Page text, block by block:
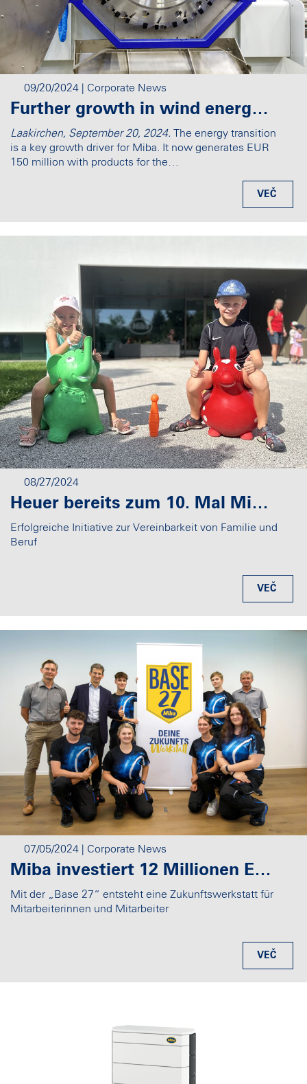
09/20/2024 | Corporate News
Further growth in wind energy: Miba delivers machines for the construction of giant wind towers in the oceans
Laakirchen, September 20, 2024. The energy transition
is a key growth driver for Miba. It now generates EUR
150 million with products for the…
VEČ
08/27/2024
Heuer bereits zum 10. Mal Miba Sommerferienbetreuung: 151 Kinder von Mitarbeiterinnen und Mitarbeitern nehmen teil
Erfolgreiche Initiative zur Vereinbarkeit von Familie und
Beruf
VEČ
07/05/2024 | Corporate News
Miba investiert 12 Millionen Euro in neues Zentrum für Fachkräfte- und Lehrlingsausbildung
Mit der „Base 27“ entsteht eine Zukunftswerkstatt für
Mitarbeiterinnen und Mitarbeiter
VEČ